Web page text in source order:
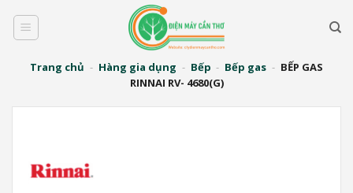
qua
Trang chủ - Hàng gia dụng - Bếp - Bếp gas - BẾP GAS
RINNAI RV- 4680(G)